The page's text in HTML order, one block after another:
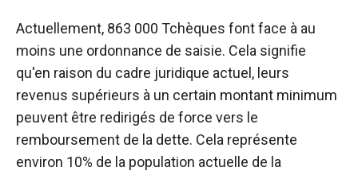
Actuellement, 863 000 Tchèques font face à au
moins une ordonnance de saisie. Cela signifie
qu'en raison du cadre juridique actuel, leurs
revenus supérieurs à un certain montant minimum
peuvent être redirigés de force vers le
remboursement de la dette. Cela représente
environ 10% de la population actuelle de la